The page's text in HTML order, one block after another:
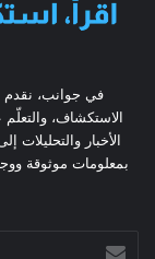
في جوانب، نقدم
الاستكشاف،
الأخبار والتحليلات
بمعلومات موثوقة